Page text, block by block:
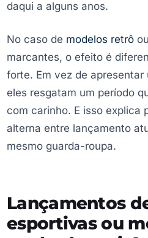
daqui a alguns anos.
No caso de modelos retrô
marcantes, o efeito é
forte. Em vez de
eles resgatam um período
com carinho. E isso explica
alterna entre lançamento
mesmo guarda-roupa.
Lançamentos
esportivas ou